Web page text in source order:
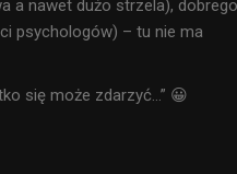
a nawet dużo strzela), dobrego
psychologów) – tu nie ma
się może zdarzyć…” 😀